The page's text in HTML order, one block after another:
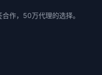
作，50万代理的选择。